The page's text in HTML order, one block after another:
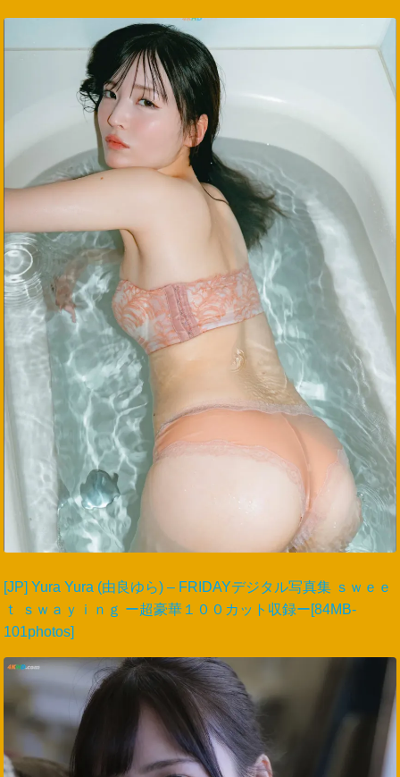
[JP] Yura Yura (由良ゆら) – FRIDAYデジタル写真集 ｓｗｅｅ
ｔ ｓｗａｙｉｎｇ ー超豪華１００カット収録ー[84MB-
101photos]